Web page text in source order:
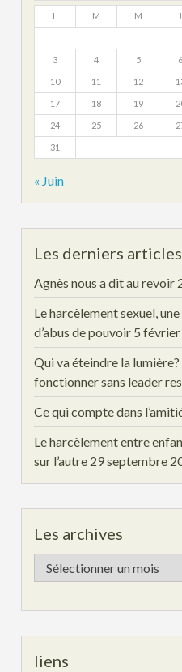
L M M J
3 4 5 6
10 11 12
17 18 19
24 25 26
31
« Juin
Les derniers articles
Agnès nous a dit au revoir
Le harcèlement sexuel,
d’abus de pouvoir 5
Qui va éteindre la
fonctionner sans leader
Ce qui compte dans
Le harcèlement entre
sur l’autre 29 septembre
Les archives
Les
archives
liens